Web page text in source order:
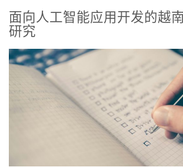
面向人工智能应用开发的越
研究订阅新闻通讯